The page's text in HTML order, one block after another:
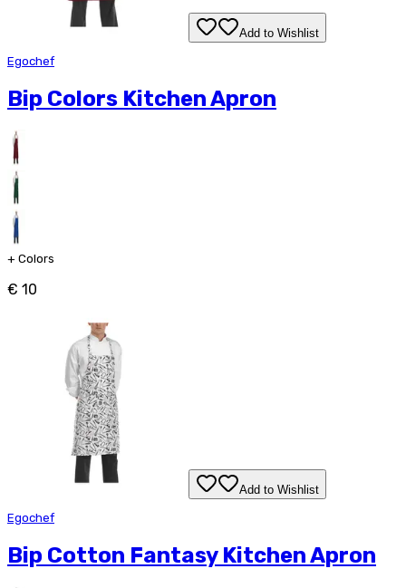
Add to Wishlist
Egochef
Bip Colors Kitchen Apron
+ Colors
€ 10
Add to Wishlist
Egochef
Bip Cotton Fantasy Kitchen Apron